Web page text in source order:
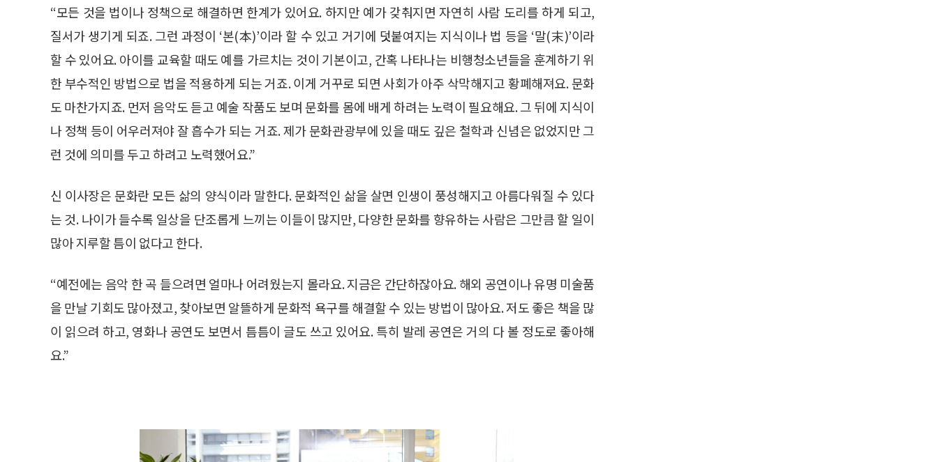
“모든 것을 법이나 정책으로 해결하면 한계가 있어요. 하지만 예가 갖춰지면 자연히 사람 도리를 하게 되고,
질서가 생기게 되죠. 그런 과정이 ‘본(本)’이라 할 수 있고 거기에 덧붙여지는 지식이나 법 등을 ‘말(末)’이라
할 수 있어요. 아이를 교육할 때도 예를 가르치는 것이 기본이고, 간혹 나타나는 비행청소년들을 훈계하기 위
한 부수적인 방법으로 법을 적용하게 되는 거죠. 이게 거꾸로 되면 사회가 아주 삭막해지고 황폐해져요. 문화
도 마찬가지죠. 먼저 음악도 듣고 예술 작품도 보며 문화를 몸에 배게 하려는 노력이 필요해요. 그 뒤에 지식이
나 정책 등이 어우러져야 잘 흡수가 되는 거죠. 제가 문화관광부에 있을 때도 깊은 철학과 신념은 없었지만 그
런 것에 의미를 두고 하려고 노력했어요.”
신 이사장은 문화란 모든 삶의 양식이라 말한다. 문화적인 삶을 살면 인생이 풍성해지고 아름다워질 수 있다
는 것. 나이가 들수록 일상을 단조롭게 느끼는 이들이 많지만, 다양한 문화를 향유하는 사람은 그만큼 할 일이
많아 지루할 틈이 없다고 한다.
“예전에는 음악 한 곡 들으려면 얼마나 어려웠는지 몰라요. 지금은 간단하잖아요. 해외 공연이나 유명 미술품
을 만날 기회도 많아졌고, 찾아보면 알뜰하게 문화적 욕구를 해결할 수 있는 방법이 많아요. 저도 좋은 책을 많
이 읽으려 하고, 영화나 공연도 보면서 틈틈이 글도 쓰고 있어요. 특히 발레 공연은 거의 다 볼 정도로 좋아해
요.”